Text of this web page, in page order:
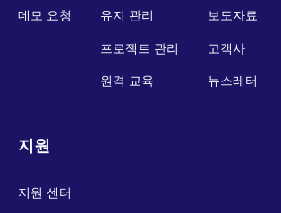
데모 요청
유지 관리
프로젝트 관리
원격 교육
보도자료
고객사
뉴스레터
지원
지원 센터